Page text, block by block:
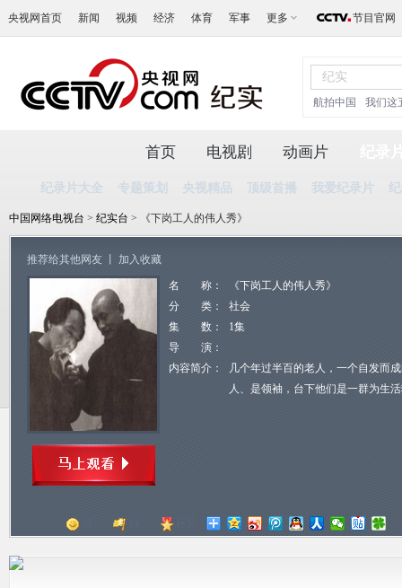
央视网首页 新闻 视频 经济 体育 军事 更多 节目官网
航拍中国 我们这
首页 电视剧 动画片
纪录片大全 专题策划 央视精品 顶级首播 我爱纪录片
中国网络电视台 > 纪实台 > 《下岗工人的伟人秀》
推荐给其他网友 加入收藏
名 称：
《下岗工人的伟人秀》
分 类：
社会
集 数：
1集
导 演：
内容简介：
几个年过半百的老人，一个自发而
人、是领袖，台下他们是一群为生